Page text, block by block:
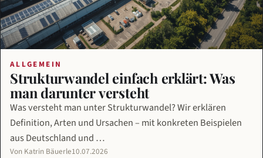
ALLGEMEIN
Strukturwandel einfach erklärt: Was
man darunter versteht
Was versteht man unter Strukturwandel? Wir erklären
Definition, Arten und Ursachen – mit konkreten Beispielen
aus Deutschland und …
Von Katrin Bäuerle10.07.2026